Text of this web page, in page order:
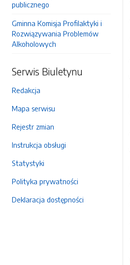
publicznego
Gminna Komisja Profilaktyki i
Rozwiązywania Problemów
Alkoholowych
Serwis Biuletynu
Redakcja
Mapa serwisu
Rejestr zmian
Instrukcja obsługi
Statystyki
Polityka prywatności
Deklaracja dostępności